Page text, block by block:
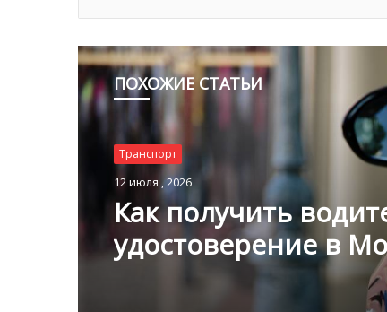
ПОХОЖИЕ СТАТЬИ
Транспорт
12 июля , 2026
Транспорт
9 июля , 2026
Лифты: секрет
передвижения по